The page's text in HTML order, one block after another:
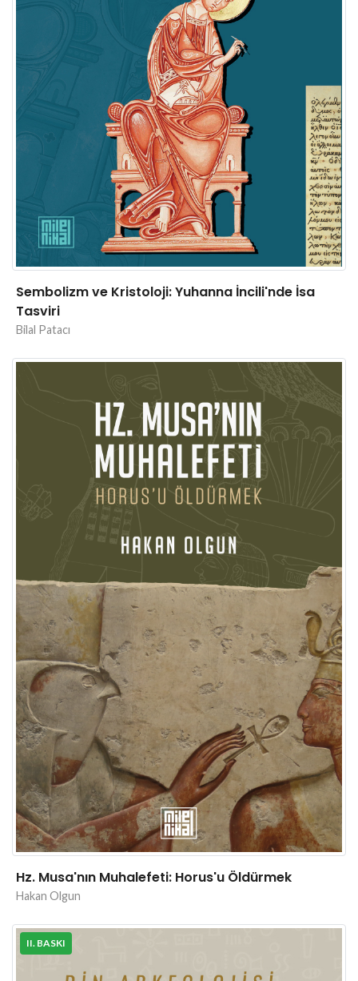
Sembolizm ve Kristoloji: Yuhanna İncili'nde İsa
Tasviri
Bilal Patacı
Hz. Musa'nın Muhalefeti: Horus'u Öldürmek
Hakan Olgun
II. BASKI